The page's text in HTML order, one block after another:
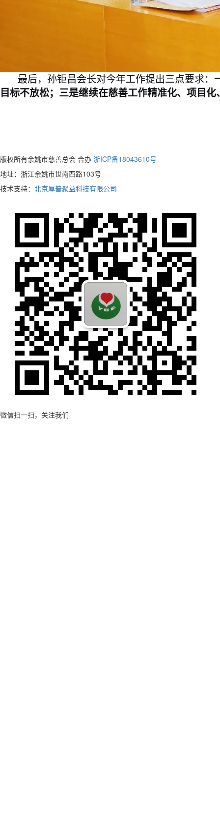
最后，孙钜昌会长对今年工作提出三点要求：
目标不放松；三是继续在慈善工作精准化、项目
版权所有余姚市慈善总会 合办 浙ICP备18043610号
地址：浙江余姚市世南西路103号
技术支持： 北京厚普聚益科技有限公司
微信扫一扫，关注我们